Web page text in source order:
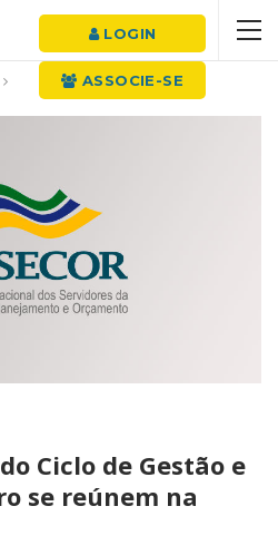
LOGIN
ASSOCIE-SE
Ciclo de Gestão e
se reúnem na